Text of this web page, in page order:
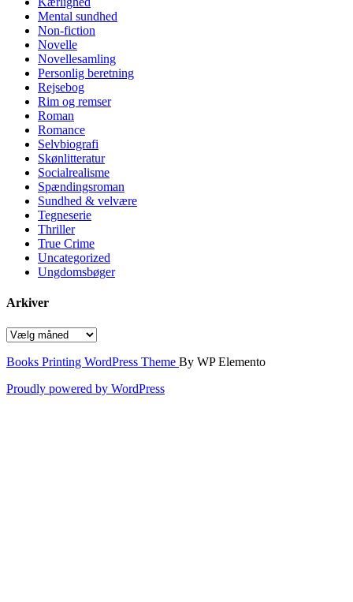
Mental sundhed
Non-fiction
Novelle
Novellesamling
Personlig beretning
Rejsebog
Rim og remser
Roman
Romance
Selvbiografi
Skønlitteratur
Socialrealisme
Spændingsroman
Sundhed & velvære
Tegneserie
Thriller
True Crime
Uncategorized
Ungdomsbøger
Arkiver
Arkiver
Books Printing WordPress Theme By WP Elemento
Proudly powered by WordPress